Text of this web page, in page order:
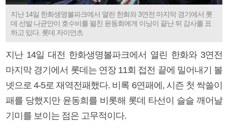
지난 14일 한화생명볼파크에서 열린 한화와 3연전 마지막 경기에서 롯
데 선발 나균안이 호수비를 펼친 윤동희에게 이닝이 끝난 뒤 감사를 표
하고 있다. 롯데 자이언츠
지난 14일 대전 한화생명볼파크에서 열린 한화와 3연전
마지막 경기에서 롯데는 연장 11회 접전 끝에 밀어내기 볼
넷으로 4-5로 재역전패했다. 비록 6연패에, 시즌 첫 싹쓸이
패를 당했지만 윤동희를 비롯해 롯데 타선이 슬슬 깨어날
기미를 보이는 점은 고무적이다.